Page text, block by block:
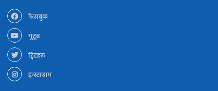
फेसबुक
युटूब
ट्विटहरु
इन्स्टाग्राम